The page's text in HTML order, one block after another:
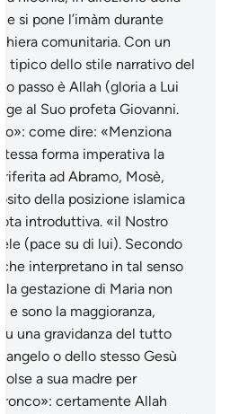
si pone l’imàm durante
comunitaria. Con un
tipico dello stile narrativo del
passo è Allah (gloria a Lui
al Suo profeta Giovanni.
come dire: «Menziona
forma imperativa la
riferita ad Abramo, Mosè,
della posizione islamica
introduttiva. «il Nostro
(pace su di lui). Secondo
interpretano in tal senso
la gestazione di Maria non
e sono la maggioranza,
una gravidanza del tutto
angelo o dello stesso Gesù
a sua madre per
certamente Allah